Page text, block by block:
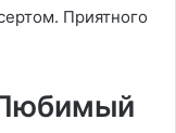
Приятного